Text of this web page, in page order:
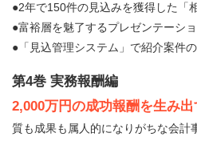
●2年で150件の見込みを獲得した「
●富裕層を魅了するプレゼンテーシ
●「見込管理システム」で紹介案件
第4巻 実務報酬編
2,000万円の成功報酬を生み
質も成果も属人的になりがちな会計